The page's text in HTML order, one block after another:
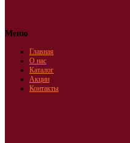
Меню
Главная
О нас
Каталог
Акции
Контакты